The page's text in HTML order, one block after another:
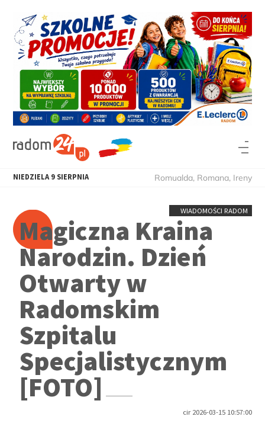
NIEDZIELA 9 SIERPNIA Romualda, Romana, Ireny
WIADOMOŚCI RADOM
Magiczna Kraina
Narodzin. Dzień
Otwarty w
Radomskim
Szpitalu
Specjalistycznym
[FOTO]
cir 2026-03-15 10:57:00